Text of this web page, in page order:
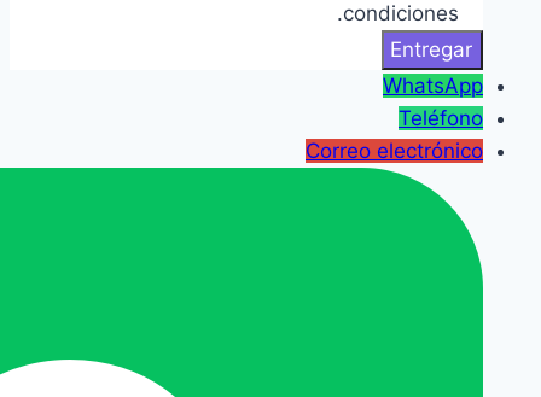
condiciones.
WhatsApp
Teléfono
Correo electrónico